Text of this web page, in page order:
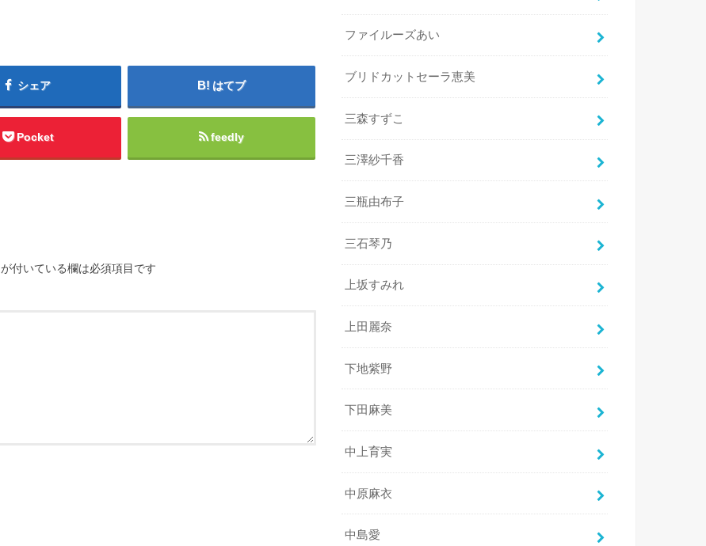
シェア はてブ
Pocket feedly
が付いている欄は必須項目です
ファイルーズあい
ブリドカットセーラ恵美
三森すずこ
三澤紗千香
三瓶由布子
三石琴乃
上坂すみれ
上田麗奈
下地紫野
下田麻美
中上育実
中原麻衣
中島愛